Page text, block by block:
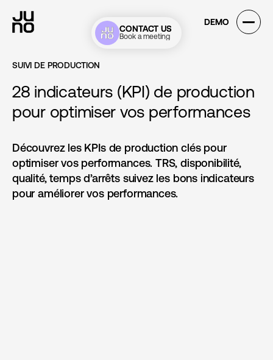
DEMO
DEMO
CONTACT US
CONTACT US
Book a meeting
Book a meeting
SUIVI DE PRODUCTION
28 indicateurs (KPI) de production
pour optimiser vos performances
Découvrez les KPIs de production clés pour
optimiser vos performances. TRS, disponibilité,
qualité, temps d’arrêts suivez les bons indicateurs
pour améliorer vos performances.